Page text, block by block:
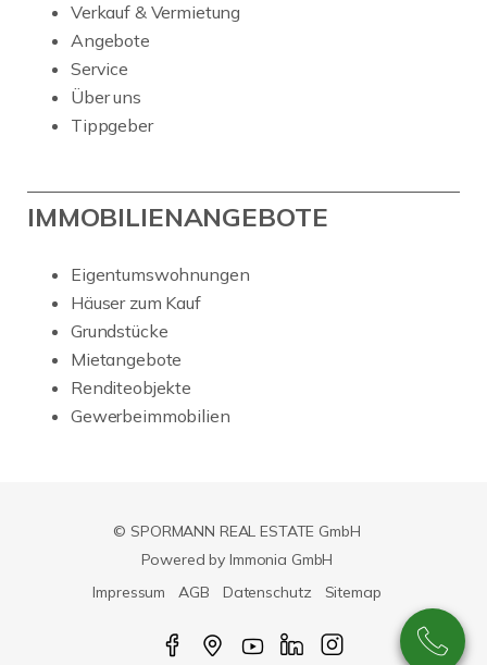
Verkauf & Vermietung
Angebote
Service
Über uns
Tippgeber
IMMOBILIENANGEBOTE
Eigentumswohnungen
Häuser zum Kauf
Grundstücke
Mietangebote
Renditeobjekte
Gewerbeimmobilien
© SPORMANN REAL ESTATE GmbH
Powered by Immonia GmbH
Impressum
AGB Datenschutz Sitemap